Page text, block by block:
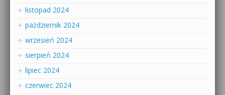
listopad 2024
październik 2024
wrzesień 2024
sierpień 2024
lipiec 2024
czerwiec 2024